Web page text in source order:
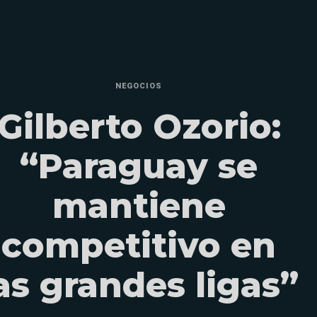
NEGOCIOS
Ozorio:
“Paraguay se
mantiene
competitivo en
grandes ligas”